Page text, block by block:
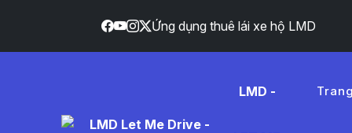
Ứng dụng thuê lái xe hộ LMD
LMD -